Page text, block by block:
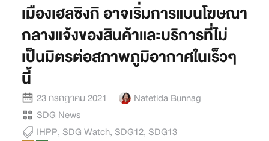
เมืองเฮลซิงกิ อาจเริ่มการแบนโฆษณา
กลางแจ้งของสินค้าและบริการที่ไม่
เป็นมิตรต่อสภาพภูมิอากาศในเร็วๆ
นี้
23 กรกฎาคม 2021
Natetida Bunnag
SDG News
IHPP, SDG Watch, SDG12, SDG13